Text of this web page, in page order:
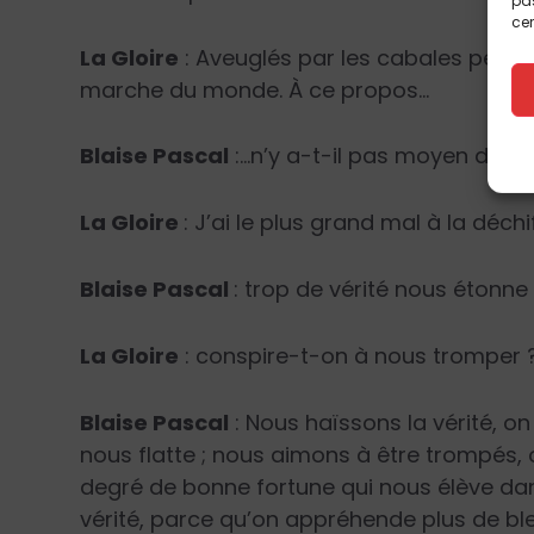
La Gloire : Aveuglés par les cabales peut
marche du monde. À ce propos…
Blaise Pascal :…n’y a-t-il pas moyen de
La Gloire : J’ai le plus grand mal à la
Blaise Pascal : trop de vérité nous étonne
La Gloire : conspire-t-on à nous tromper
Blaise Pascal : Nous haïssons la vérité,
nous flatte ; nous aimons à être trompés,
degré de bonne fortune qui nous élève
vérité, parce qu’on appréhende plus de